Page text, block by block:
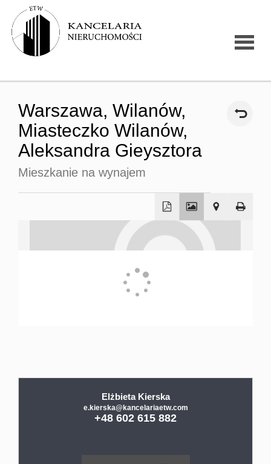
Strona
Oferty
Kontakt
Warszawa, Wilanów,
Miasteczko Wilanów,
Aleksandra Gieysztora
Mieszkanie na wynajem
−
Elżbieta Kierska
e.kierska@kancelariaetw.com
+48 602 615 882